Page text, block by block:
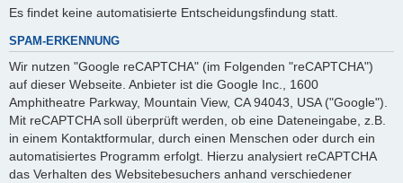
Es findet keine automatisierte Entscheidungsfindung statt.
SPAM-ERKENNUNG
Wir nutzen "Google reCAPTCHA" (im Folgenden "reCAPTCHA")
auf dieser Webseite. Anbieter ist die Google Inc., 1600
Amphitheatre Parkway, Mountain View, CA 94043, USA ("Google").
Mit reCAPTCHA soll überprüft werden, ob eine Dateneingabe, z.B.
in einem Kontaktformular, durch einen Menschen oder durch ein
automatisiertes Programm erfolgt. Hierzu analysiert reCAPTCHA
das Verhalten des Websitebesuchers anhand verschiedener